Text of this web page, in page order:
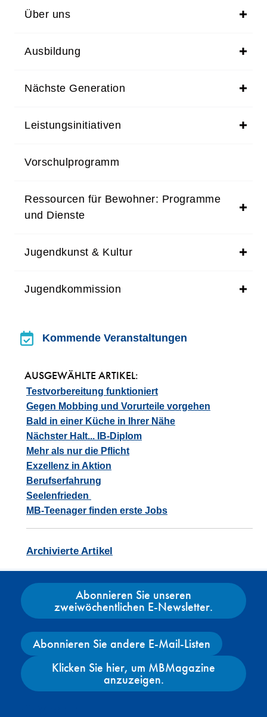
Über uns
Ausbildung
Nächste Generation
Leistungsinitiativen
Vorschulprogramm
Ressourcen für Bewohner: Programme
und Dienste
Jugendkunst & Kultur
Jugendkommission
Kommende Veranstaltungen
Kommende Veranstaltungen
AUSGEWÄHLTE ARTIKEL:
Testvorbereitung funktioniert
Gegen Mobbing und Vorurteile vorgehen
Bald in einer Küche in Ihrer Nähe
Nächster Halt... IB-Diplom
Mehr als nur die Pflicht
Exzellenz in Aktion
Berufserfahrung
Seelenfrieden
MB-Teenager finden erste Jobs
Archivierte Artikel
Abonnieren Sie unseren
zweiwöchentlichen E-Newsletter.
Abonnieren Sie andere E-Mail-Listen
Klicken Sie hier, um MBMagazine
anzuzeigen.